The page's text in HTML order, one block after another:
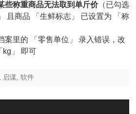
些称重商品无法取到单斤价（已勾选
且商品 「生鲜标志」 已设置为 「称
案里的 「零售单位」 录入错误，改
kg」 即可
启谋 软件